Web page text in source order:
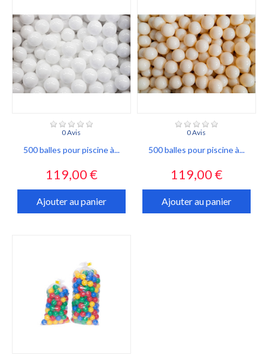
0 Avis
500 balles pour piscine à...
Prix
119,00 €
Ajouter au panier
0 Avis
500 balles pour piscine à...
Prix
119,00 €
Ajouter au panier